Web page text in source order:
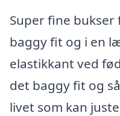
Super fine bukser
baggy fit og i en
elastikkant ved
det baggy fit og
livet som kan